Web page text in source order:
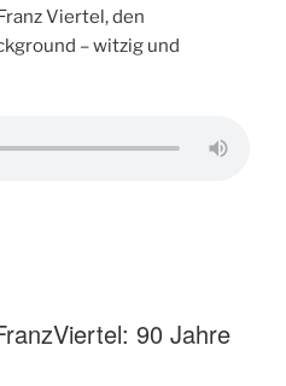
Viertel, den
– witzig und
90 Jahre